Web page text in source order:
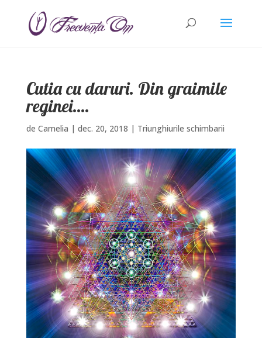
Cutia cu daruri. Din graimile
reginei….
de Camelia | dec. 20, 2018 | Triunghiurile schimbarii